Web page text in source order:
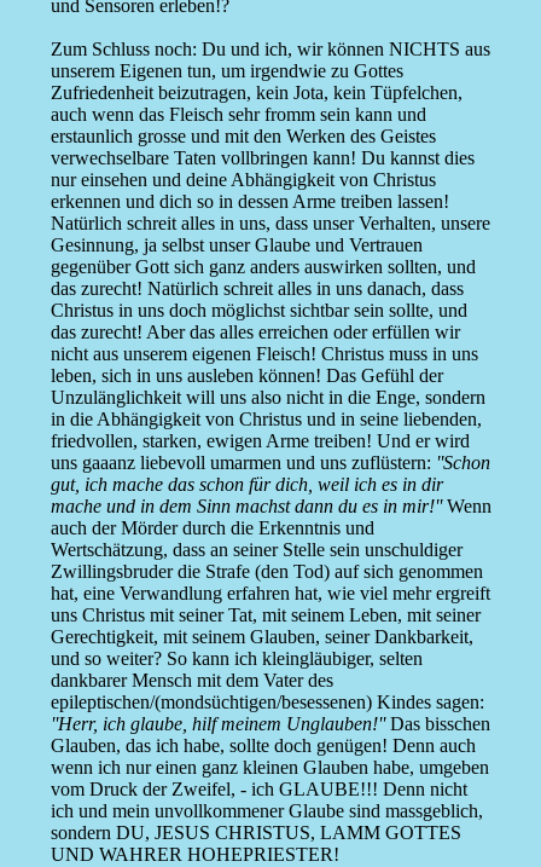
und Sensoren erleben!?
Zum Schluss noch: Du und ich, wir können NICHTS aus
unserem Eigenen tun, um irgendwie zu Gottes
Zufriedenheit beizutragen, kein Jota, kein Tüpfelchen,
auch wenn das Fleisch sehr fromm sein kann und
erstaunlich grosse und mit den Werken des Geistes
verwechselbare Taten vollbringen kann! Du kannst dies
nur einsehen und deine Abhängigkeit von Christus
erkennen und dich so in dessen Arme treiben lassen!
Natürlich schreit alles in uns, dass unser Verhalten, unsere
Gesinnung, ja selbst unser Glaube und Vertrauen
gegenüber Gott sich ganz anders auswirken sollten, und
das zurecht! Natürlich schreit alles in uns danach, dass
Christus in uns doch möglichst sichtbar sein sollte, und
das zurecht! Aber das alles erreichen oder erfüllen wir
nicht aus unserem eigenen Fleisch! Christus muss in uns
leben, sich in uns ausleben können! Das Gefühl der
Unzulänglichkeit will uns also nicht in die Enge, sondern
in die Abhängigkeit von Christus und in seine liebenden,
friedvollen, starken, ewigen Arme treiben! Und er wird
uns gaaanz liebevoll umarmen und uns zuflüstern: ''Schon
gut, ich mache das schon für dich, weil ich es in dir
mache und in dem Sinn machst dann du es in mir!''Wenn
auch der Mörder durch die Erkenntnis und
Wertschätzung, dass an seiner Stelle sein unschuldiger
Zwillingsbruder die Strafe (den Tod) auf sich genommen
hat, eine Verwandlung erfahren hat, wie viel mehr ergreift
uns Christus mit seiner Tat, mit seinem Leben, mit seiner
Gerechtigkeit, mit seinem Glauben, seiner Dankbarkeit,
und so weiter? So kann ich kleingläubiger, selten
dankbarer Mensch mit dem Vater des
epileptischen/(mondsüchtigen/besessenen) Kindes sagen:
''Herr, ich glaube, hilf meinem Unglauben!''Das bisschen
Glauben, das ich habe, sollte doch genügen! Denn auch
wenn ich nur einen ganz kleinen Glauben habe, umgeben
vom Druck der Zweifel, - ich GLAUBE!!! Denn nicht
ich und mein unvollkommener Glaube sind massgeblich,
sondern DU, JESUS CHRISTUS, LAMM GOTTES
UND WAHRER HOHEPRIESTER!